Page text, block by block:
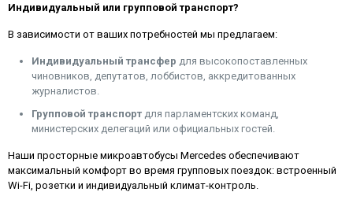
Индивидуальный или групповой транспорт?
В зависимости от ваших потребностей мы предлагаем:
Индивидуальный трансфер для высокопоставленных
чиновников, депутатов, лоббистов, аккредитованных
журналистов.
Групповой транспорт для парламентских команд,
министерских делегаций или официальных гостей.
Наши просторные микроавтобусы Mercedes обеспечивают
максимальный комфорт во время групповых поездок: встроенный
Wi-Fi, розетки и индивидуальный климат-контроль.